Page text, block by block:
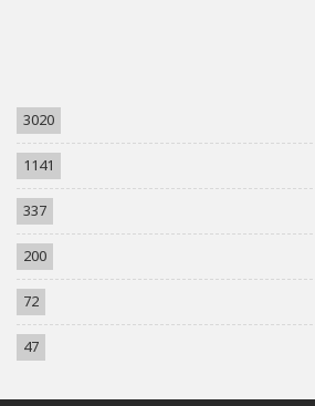
3020
1141
337
200
72
47